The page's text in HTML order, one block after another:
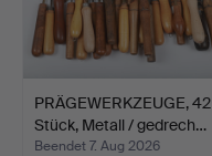
PRÄGEWERKZEUGE, 42
Stück, Metall / gedrech…
Beendet 7. Aug 2026